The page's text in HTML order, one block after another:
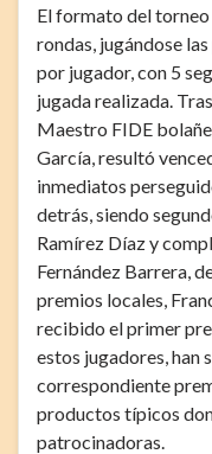
El formato del torneo
rondas, jugándose
por jugador, con 5
jugada realizada.
Maestro FIDE
García, resultó
inmediatos
detrás, siendo
Ramírez Díaz y
Fernández Barrera,
premios locales,
recibido el primer
estos jugadores, han
correspondiente
productos típicos
patrocinadoras.